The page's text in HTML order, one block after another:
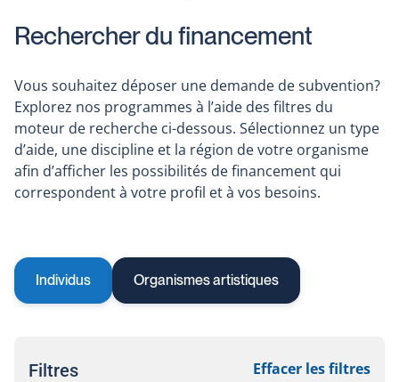
Rechercher du financement
Vous souhaitez déposer une demande de subvention?
Explorez nos programmes à l’aide des filtres du
moteur de recherche ci-dessous. Sélectionnez un type
d’aide, une discipline et la région de votre organisme
afin d’afficher les possibilités de financement qui
correspondent à votre profil et à vos besoins.
Individus Organismes artistiques
Filtres Effacer les filtres